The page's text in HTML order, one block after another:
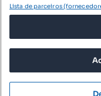
© 2026
Lista de parceiros